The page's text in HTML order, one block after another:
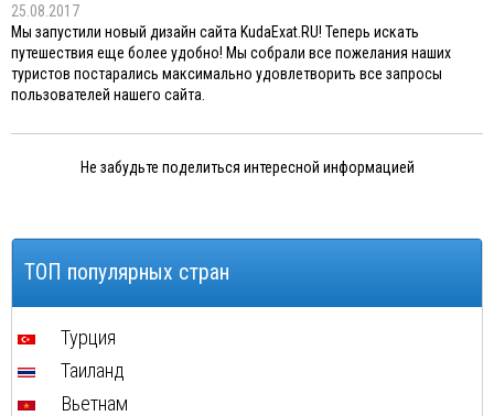
25.08.2017
Мы запустили новый дизайн сайта KudaExat.RU! Теперь искать
путешествия еще более удобно! Мы собрали все пожелания наших
туристов постарались максимально удовлетворить все запросы
пользователей нашего сайта.
Не забудьте поделиться интересной информацией
ТОП популярных стран
Турция
Таиланд
Вьетнам